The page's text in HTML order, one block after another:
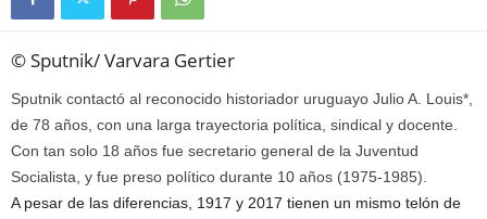
© Sputnik/ Varvara Gertier
Sputnik contactó al reconocido historiador uruguayo Julio A. Louis*,
de 78 años, con una larga trayectoria política, sindical y docente.
Con tan solo 18 años fue secretario general de la Juventud
Socialista, y fue preso político durante 10 años (1975-1985).
A pesar de las diferencias, 1917 y 2017 tienen un mismo telón de